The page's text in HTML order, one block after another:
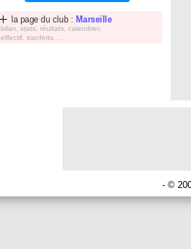
la page du club : Marseille
bilan, stats, réultats, calendrier,
effectif, tranferts, ...
- ©